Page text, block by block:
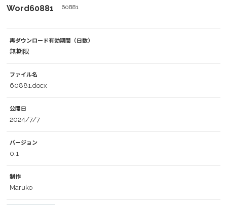
Word60881
60881
再ダウンロード有効期間（日数）
無期限
ファイル名
60881.docx
公開日
2024/7/7
バージョン
0.1
制作
Maruko